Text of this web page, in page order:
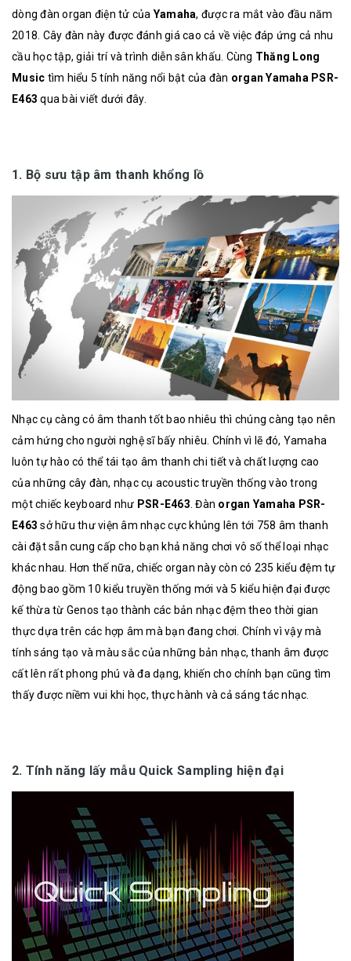
dòng đàn organ điện tử của Yamaha, được ra mắt vào đầu năm
2018. Cây đàn này được đánh giá cao cả về việc đáp ứng cả nhu
cầu học tập, giải trí và trình diễn sân khấu. Cùng Thăng Long
Music tìm hiểu 5 tính năng nổi bật của đàn organ Yamaha PSR-
E463 qua bài viết dưới đây.
1. Bộ sưu tập âm thanh khổng lồ
Nhạc cụ càng có âm thanh tốt bao nhiêu thì chúng càng tạo nên
cảm hứng cho người nghệ sĩ bấy nhiêu. Chính vì lẽ đó, Yamaha
luôn tự hào có thể tái tạo âm thanh chi tiết và chất lượng cao
của những cây đàn, nhạc cụ acoustic truyền thống vào trong
một chiếc keyboard như PSR-E463 . Đàn organ Yamaha PSR-
E463 sở hữu thư viện âm nhạc cực khủng lên tới 758 âm thanh
cài đặt sẵn cung cấp cho bạn khả năng chơi vô số thể loại nhạc
khác nhau. Hơn thế nữa, chiếc organ này còn có 235 kiểu đệm tự
động bao gồm 10 kiểu truyền thống mới và 5 kiểu hiện đại được
kế thừa từ Genos tạo thành các bản nhạc đệm theo thời gian
thực dựa trên các hợp âm mà bạn đang chơi. Chính vì vậy mà
tính sáng tạo và màu sắc của những bản nhạc, thanh âm được
cất lên rất phong phú và đa dạng, khiến cho chính bạn cũng tìm
thấy được niềm vui khi học, thực hành và cả sáng tác nhạc.
2. Tính năng lấy mẫu Quick Sampling hiện đại